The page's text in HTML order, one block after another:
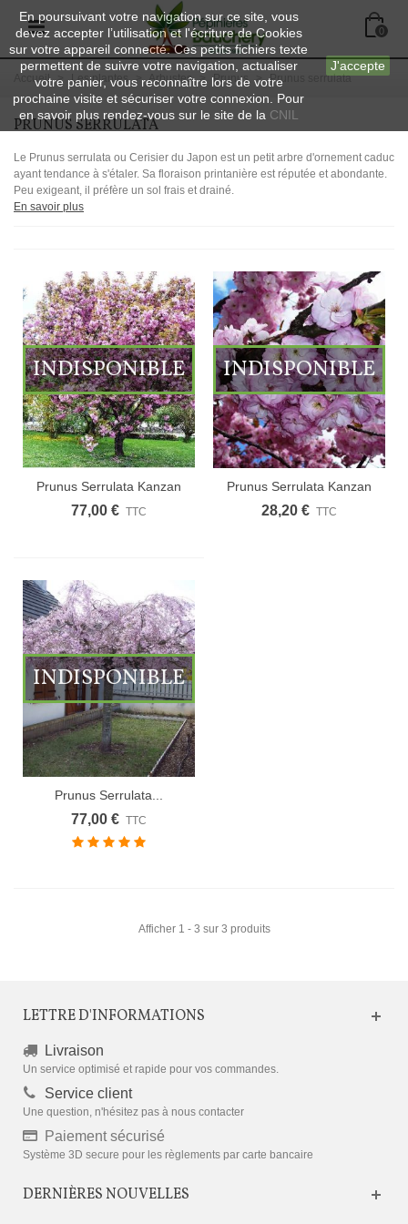
En poursuivant votre navigation sur ce site, vous
devez accepter l’utilisation et l'écriture de Cookies
sur votre appareil connecté. Ces petits fichiers texte
permettent de suivre votre navigation, actualiser
votre panier, vous reconnaître lors de votre
prochaine visite et sécuriser votre connexion. Pour
en savoir plus rendez-vous sur le site de la CNIL
J'accepte
0
Accueil > Les plantes > Arbustes > Prunus > Prunus serrulata
PRUNUS SERRULATA
Le Prunus serrulata ou Cerisier du Japon est un petit arbre d'ornement caduc
ayant tendance à s'étaler. Sa floraison printanière est réputée et abondante.
Peu exigeant, il préfère un sol frais et drainé.
En savoir plus
INDISPONIBLE
Prunus Serrulata Kanzan
/...
77,00 € TTC
INDISPONIBLE
Prunus Serrulata Kanzan
/...
28,20 € TTC
INDISPONIBLE
Prunus Serrulata...
77,00 € TTC
Afficher 1 - 3 sur 3 produits
LETTRE D'INFORMATIONS
Livraison
Un service optimisé et rapide pour vos commandes.
Service client
Une question, n'hésitez pas à nous contacter
Paiement sécurisé
Système 3D secure pour les règlements par carte bancaire
DERNIÈRES NOUVELLES